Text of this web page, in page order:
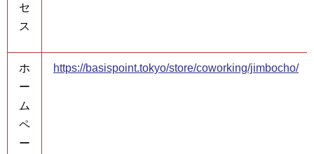
セ
ス
ホ
ー
ム
ペ
ー
https://basispoint.tokyo/store/coworking/jimbocho/